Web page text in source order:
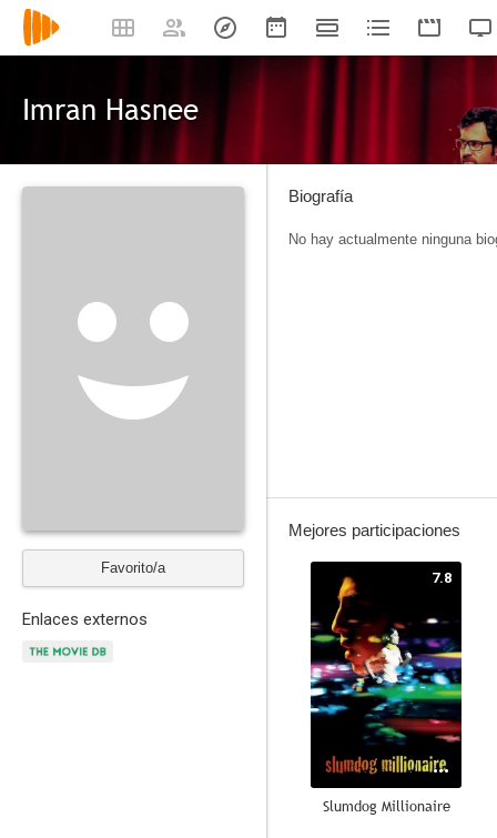
Imran Hasnee
Favorito/a
Enlaces externos
Biografía
No hay actualmente ninguna
Mejores participaciones
7.8
Slumdog Millionaire